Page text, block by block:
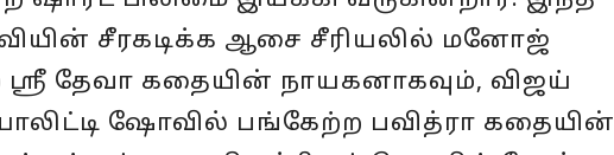
சீரகடிக்க ஆசை சீரியலில் மனோஜ்
ஸ்ரீ தேவா கதையின் நாயகனாகவும், விஜய்
ஷோவில் பங்கேற்ற பவித்ரா கதையின்